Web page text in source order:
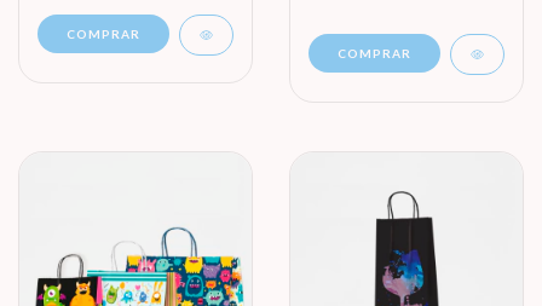
COMPRAR
COMPRAR